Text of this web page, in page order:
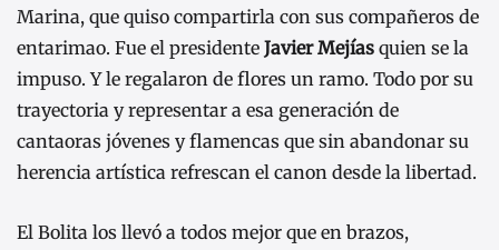
Marina, que quiso compartirla con sus compañeros de
entarimao. Fue el presidente Javier Mejías quien se la
impuso. Y le regalaron de flores un ramo. Todo por su
trayectoria y representar a esa generación de
cantaoras jóvenes y flamencas que sin abandonar su
herencia artística refrescan el canon desde la libertad.
El Bolita los llevó a todos mejor que en brazos,